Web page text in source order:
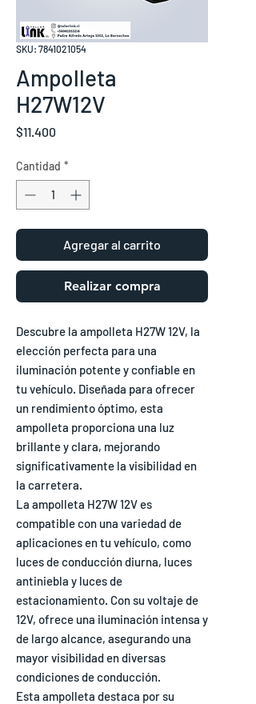
SKU: 7841021054
Ampolleta
H27W12V
$11.400
Cantidad *
Agregar al carrito
Realizar compra
Descubre la ampolleta H27W 12V, la
elección perfecta para una
iluminación potente y confiable en
tu vehículo. Diseñada para ofrecer
un rendimiento óptimo, esta
ampolleta proporciona una luz
brillante y clara, mejorando
significativamente la visibilidad en
la carretera.
La ampolleta H27W 12V es
compatible con una variedad de
aplicaciones en tu vehículo, como
luces de conducción diurna, luces
antiniebla y luces de
estacionamiento. Con su voltaje de
12V, ofrece una iluminación intensa y
de largo alcance, asegurando una
mayor visibilidad en diversas
condiciones de conducción.
Esta ampolleta destaca por su